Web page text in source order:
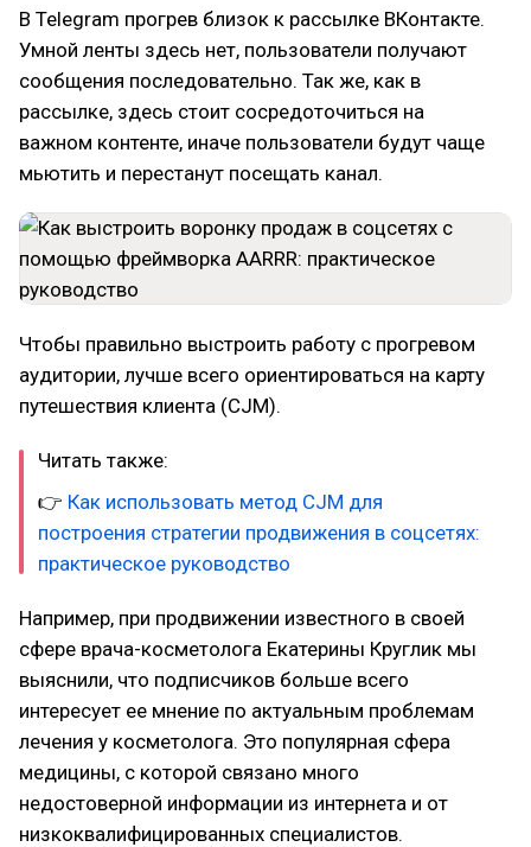
В Telegram прогрев близок к рассылке ВКонтакте.
Умной ленты здесь нет, пользователи получают
сообщения последовательно. Так же, как в
рассылке, здесь стоит сосредоточиться на
важном контенте, иначе пользователи будут чаще
мьютить и перестанут посещать канал.
Чтобы правильно выстроить работу с прогревом
аудитории, лучше всего ориентироваться на карту
путешествия клиента (CJM).
Читать также:
👉 Как использовать метод CJM для
построения стратегии продвижения в соцсетях:
практическое руководство
Например, при продвижении известного в своей
сфере врача-косметолога Екатерины Круглик мы
выяснили, что подписчиков больше всего
интересует ее мнение по актуальным проблемам
лечения у косметолога. Это популярная сфера
медицины, с которой связано много
недостоверной информации из интернета и от
низкоквалифицированных специалистов.